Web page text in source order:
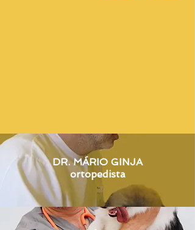
DR. MÁRIO GINJA
ortopedista